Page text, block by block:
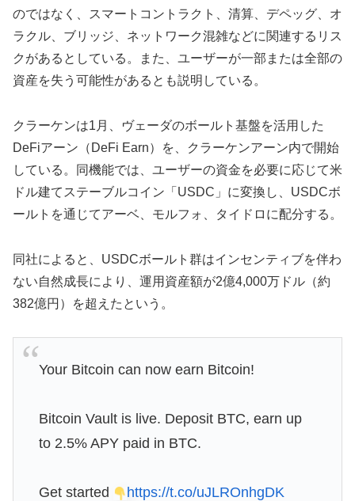
のではなく、スマートコントラクト、清算、デペッグ、オ
ラクル、ブリッジ、ネットワーク混雑などに関連するリス
クがあるとしている。また、ユーザーが一部または全部の
資産を失う可能性があるとも説明している。
クラーケンは1月、ヴェーダのボールト基盤を活用した
DeFiアーン（DeFi Earn）を、クラーケンアーン内で開始
している。同機能では、ユーザーの資金を必要に応じて米
ドル建てステーブルコイン「USDC」に変換し、USDCボ
ールトを通じてアーベ、モルフォ、タイドロに配分する。
同社によると、USDCボールト群はインセンティブを伴わ
ない自然成長により、運用資産額が2億4,000万ドル（約
382億円）を超えたという。
Your Bitcoin can now earn Bitcoin!
Bitcoin Vault is live. Deposit BTC, earn up
to 2.5% APY paid in BTC.
Get started
https://t.co/uJLROnhgDK